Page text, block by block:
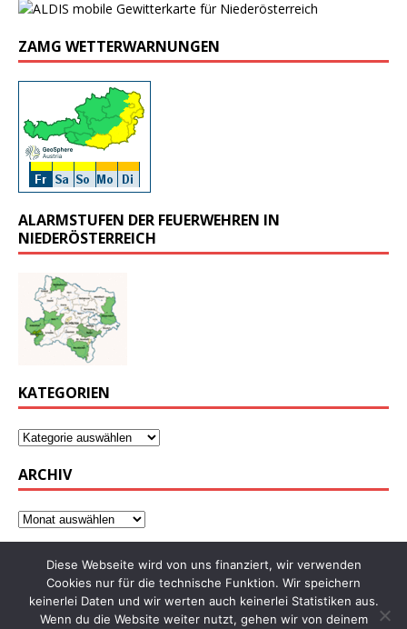
ZAMG WETTERWARNUNGEN
ALARMSTUFEN DER FEUERWEHREN IN
NIEDERÖSTERREICH
KATEGORIEN
ARCHIV
Diese Webseite wird von uns finanziert, wir verwenden
Cookies nur für die technische Funktion. Wir speichern
keinerlei Daten und wir werten auch keinerlei Statistiken aus.
Wenn du die Website weiter nutzt, gehen wir von deinem